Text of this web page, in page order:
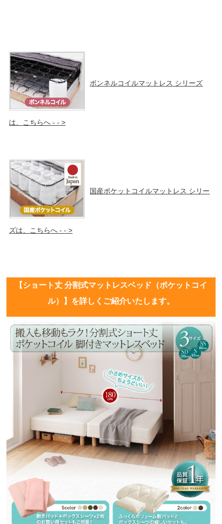
ボンネルコイルマットレス シリーズ
は、こちらへ - - >
国産ポケットコイルマットレス シリー
ズは、こちらへ - - >
【ショート丈 分割式マットレスベッド（ポケットコイ
ル）】を詳しくご紹介いたします。